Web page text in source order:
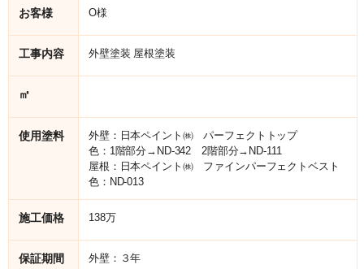
お客様 O様
工事内容 外壁塗装 屋根塗装
㎡
使用塗料
外壁：日本ペイント㈱ パーフェクトトップ
色：1階部分→ND-342 2階部分→ND-111
屋根：日本ペイント㈱ ファインパーフェクトベスト
色：ND-013
施工価格 138万
保証期間 外壁：３年